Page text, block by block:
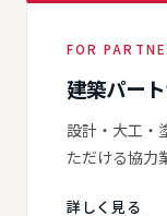
FOR
建築パー
設計・大工・
ただける協力
詳しく見る